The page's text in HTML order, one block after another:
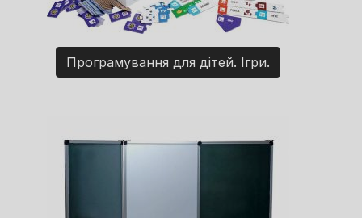
Програмування для дітей. Ігри.